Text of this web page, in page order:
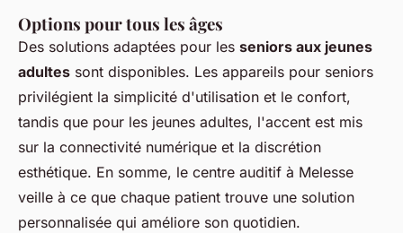
Options pour tous les âges
Des solutions adaptées pour les seniors aux jeunes
adultes sont disponibles. Les appareils pour seniors
privilégient la simplicité d'utilisation et le confort,
tandis que pour les jeunes adultes, l'accent est mis
sur la connectivité numérique et la discrétion
esthétique. En somme, le centre auditif à Melesse
veille à ce que chaque patient trouve une solution
personnalisée qui améliore son quotidien.